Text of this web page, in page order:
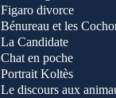
Figaro divorce
Bénureau et les
La Candidate
Chat en poche
Portrait Koltès
Le discours aux